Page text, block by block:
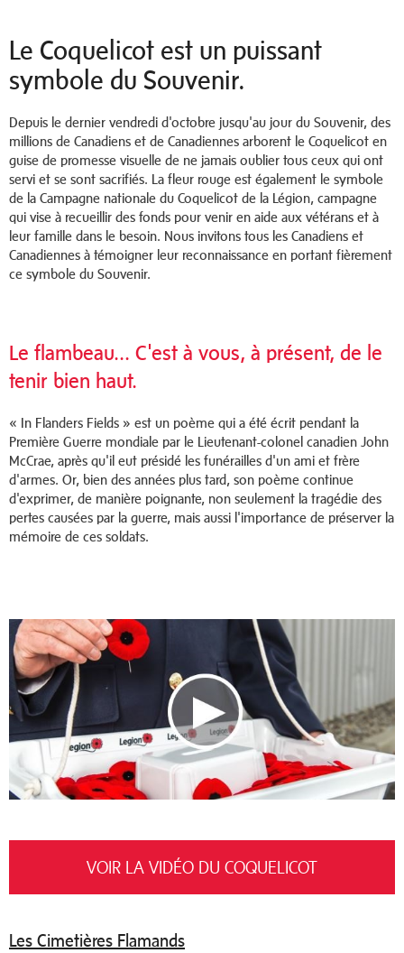
Le Coquelicot est un puissant
symbole du Souvenir.
Depuis le dernier vendredi d'octobre jusqu'au jour du Souvenir, des
millions de Canadiens et de Canadiennes arborent le Coquelicot en
guise de promesse visuelle de ne jamais oublier tous ceux qui ont
servi et se sont sacrifiés. La fleur rouge est également le symbole
de la Campagne nationale du Coquelicot de la Légion, campagne
qui vise à recueillir des fonds pour venir en aide aux vétérans et à
leur famille dans le besoin. Nous invitons tous les Canadiens et
Canadiennes à témoigner leur reconnaissance en portant fièrement
ce symbole du Souvenir.
Le flambeau... C'est à vous, à présent, de le
tenir bien haut.
« In Flanders Fields » est un poème qui a été écrit pendant la
Première Guerre mondiale par le Lieutenant-colonel canadien John
McCrae, après qu'il eut présidé les funérailles d'un ami et frère
d'armes. Or, bien des années plus tard, son poème continue
d'exprimer, de manière poignante, non seulement la tragédie des
pertes causées par la guerre, mais aussi l'importance de préserver la
mémoire de ces soldats.
VOIR LA VIDÉO DU COQUELICOT
Les Cimetières Flamands